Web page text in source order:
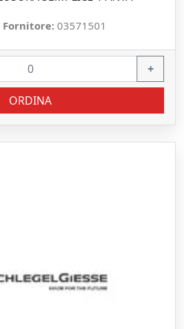
Fornitore: 03571501
+
ORDINA